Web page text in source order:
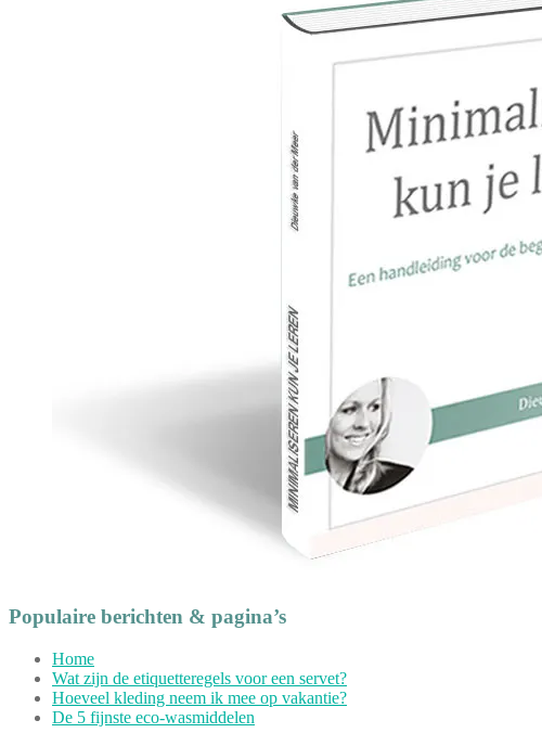
Populaire berichten & pagina’s
Home
Wat zijn de etiquetteregels voor een servet?
Hoeveel kleding neem ik mee op vakantie?
De 5 fijnste eco-wasmiddelen